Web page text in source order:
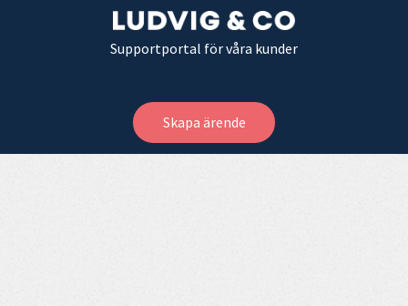
Supportportal för våra kunder
Skapa ärende